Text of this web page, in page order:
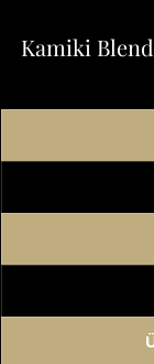
Kamiki